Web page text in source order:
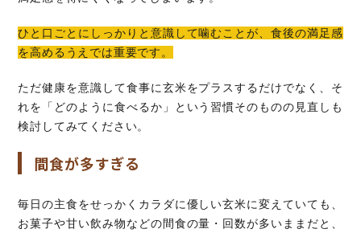
ひと口ごとにしっかりと意識して噛むことが、食後の満足感
を高めるうえでは重要です。
ただ健康を意識して食事に玄米をプラスするだけでなく、そ
れを「どのように食べるか」という習慣そのものの見直しも
検討してみてください。
間食が多すぎる
毎日の主食をせっかくカラダに優しい玄米に変えていても、
お菓子や甘い飲み物などの間食の量・回数が多いままだと、